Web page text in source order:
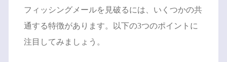
フィッシングメールを見破るには、いくつかの共
通する特徴があります。以下の3つのポイントに
注目してみましょう。